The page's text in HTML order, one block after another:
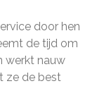
door hen
de tijd om
werkt nauw
ze de best